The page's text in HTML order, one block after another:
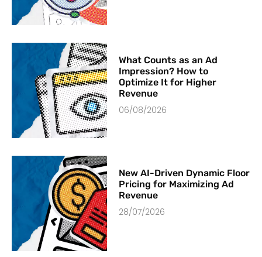
What Counts as an Ad
Impression? How to
Optimize It for Higher
Revenue
06/08/2026
New AI-Driven Dynamic Floor
Pricing for Maximizing Ad
Revenue
28/07/2026